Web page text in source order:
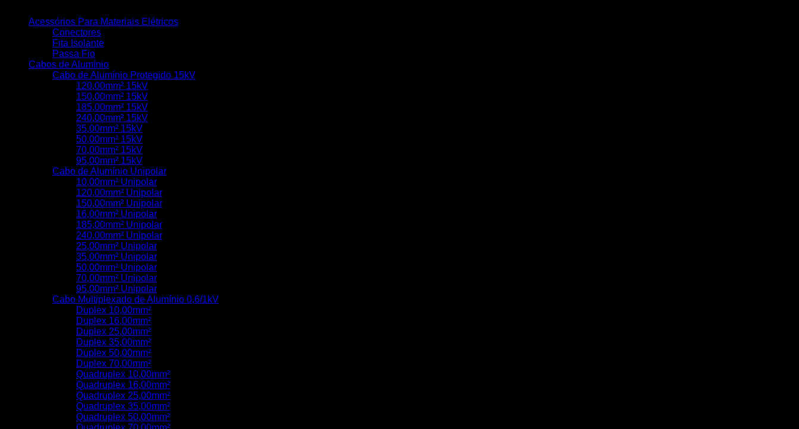
Acessórios Para Materiais Elétricos
Conectores
Fita Isolante
Passa Fio
Cabos de Alumínio
Cabo de Alumínio Protegido 15kV
120,00mm² 15kV
150,00mm² 15kV
185,00mm² 15kV
240,00mm² 15kV
35,00mm² 15kV
50,00mm² 15kV
70,00mm² 15kV
95,00mm² 15kV
Cabo de Alumínio Unipolar
10,00mm² Unipolar
120,00mm² Unipolar
150,00mm² Unipolar
16,00mm² Unipolar
185,00mm² Unipolar
240,00mm² Unipolar
25,00mm² Unipolar
35,00mm² Unipolar
50,00mm² Unipolar
70,00mm² Unipolar
95,00mm² Unipolar
Cabo Multiplexado de Alumínio 0,6/1kV
Duplex 10,00mm²
Duplex 16,00mm²
Duplex 25,00mm²
Duplex 35,00mm²
Duplex 50,00mm²
Duplex 70,00mm²
Quadruplex 10,00mm²
Quadruplex 16,00mm²
Quadruplex 25,00mm²
Quadruplex 35,00mm²
Quadruplex 50,00mm²